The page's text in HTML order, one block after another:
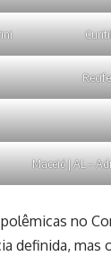
Maceió | AL –
no
definida, mas